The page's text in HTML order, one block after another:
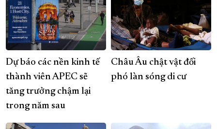
Dự báo các nền kinh tế
thành viên APEC sẽ
tăng trưởng chậm lại
trong năm sau
Châu Âu chật vật đối
phó làn sóng di cư